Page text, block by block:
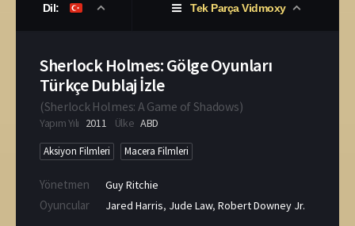
Dil: Tek Parça Vidmoxy
Sherlock Holmes: Gölge Oyunları
Türkçe Dublaj İzle
(Sherlock Holmes: A Game of Shadows)
Yapım Yılı 2011 Ülke ABD
Aksiyon Filmleri Macera Filmleri
Yönetmen Guy Ritchie
Oyuncular Jared Harris, Jude Law, Robert Downey Jr.